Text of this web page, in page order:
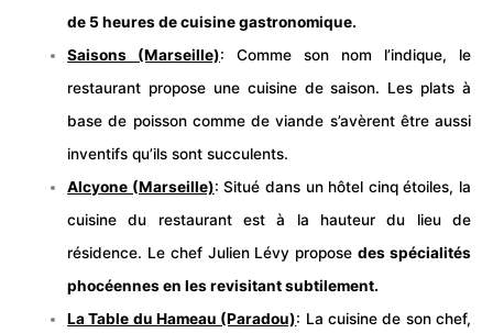
de 5 heures de cuisine gastronomique.
Saisons (Marseille): Comme son nom l’indique, le
restaurant propose une cuisine de saison. Les plats à
base de poisson comme de viande s’avèrent être aussi
inventifs qu’ils sont succulents.
Alcyone (Marseille): Situé dans un hôtel cinq étoiles, la
cuisine du restaurant est à la hauteur du lieu de
résidence. Le chef Julien Lévy proposedes spécialités
phocéennes en les revisitant subtilement.
La Table du Hameau (Paradou): La cuisine de son chef,